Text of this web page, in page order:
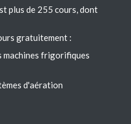
plus de 255 cours, dont
gratuitement :
machines frigorifiques
d'aération